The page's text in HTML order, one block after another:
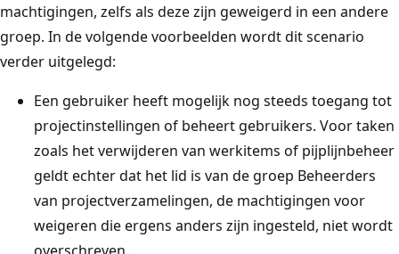
machtigingen, zelfs als deze zijn geweigerd in een andere
groep. In de volgende voorbeelden wordt dit scenario
verder uitgelegd:
Een gebruiker heeft mogelijk nog steeds toegang tot
projectinstellingen of beheert gebruikers. Voor taken
zoals het verwijderen van werkitems of pijplijnbeheer
geldt echter dat het lid is van de groep Beheerders
van projectverzamelingen, de machtigingen voor
weigeren die ergens anders zijn ingesteld, niet wordt
overschreven.